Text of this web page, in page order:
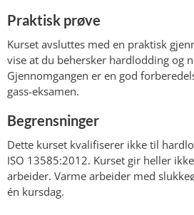
Praktisk prøve
Kurset avsluttes med en praktisk
vise at du behersker hardlodding og
Gjennomgangen er en god
gass-eksamen.
Begrensninger
Dette kurset kvalifiserer ikke til
ISO 13585:2012. Kurset gir heller
arbeider. Varme arbeider med
én kursdag.